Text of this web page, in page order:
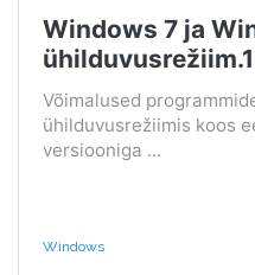
Windows 7 ja
ühilduvusrežiim.1
Võimalused
ühilduvusrežiimis koos
versiooniga ...
Windows